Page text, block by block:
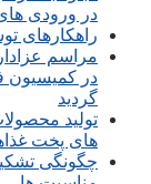
در ورودی
راهکارهای
مراسم
در کمیسیون
گردید
تولید
های پخت
چگونگی